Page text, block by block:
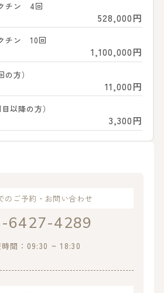
チン 4回
528,000円
チン 10回
1,100,000円
方）
11,000円
以降の方）
3,300円
のご予約・お問い合わせ
6427-4289
間：09:30 ~ 18:30